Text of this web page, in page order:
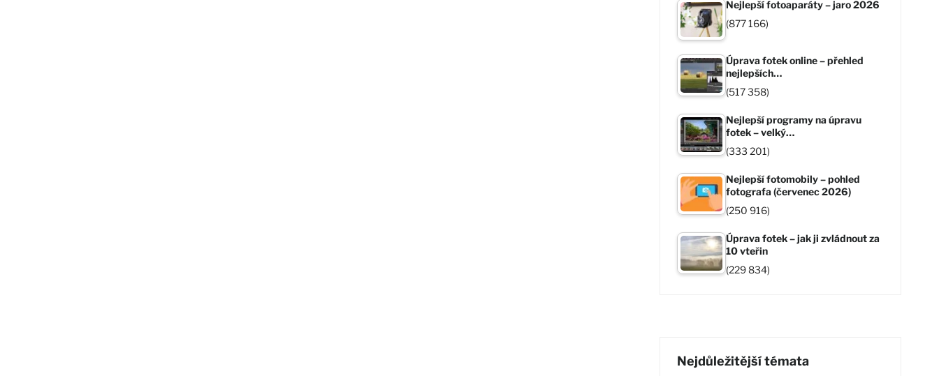
Nejlepší fotoaparáty – jaro 2026
(877 166)
Úprava fotek online – přehled
nejlepších…
(517 358)
Nejlepší programy na úpravu
fotek – velký…
(333 201)
Nejlepší fotomobily – pohled
fotografa (červenec 2026)
(250 916)
Úprava fotek – jak ji zvládnout za
10 vteřin
(229 834)
Nejdůležitější témata